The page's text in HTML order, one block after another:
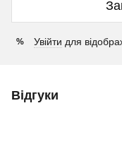
% Увійти для
Відгуки